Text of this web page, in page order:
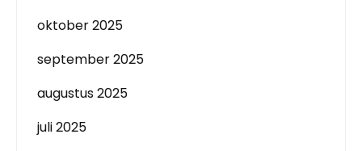
oktober 2025
september 2025
augustus 2025
juli 2025